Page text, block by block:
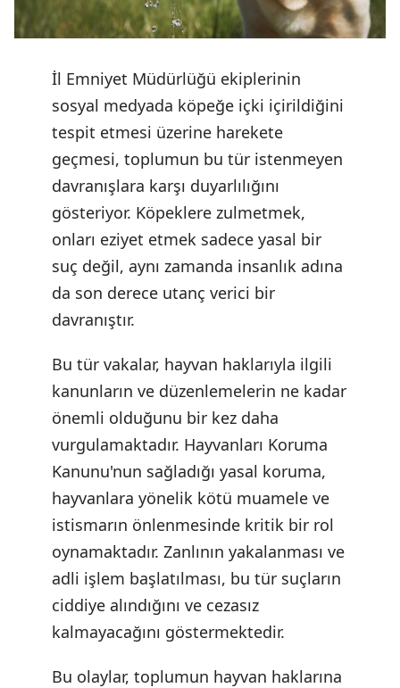
İl Emniyet Müdürlüğü ekiplerinin
sosyal medyada köpeğe içki içirildiğini
tespit etmesi üzerine harekete
geçmesi, toplumun bu tür istenmeyen
davranışlara karşı duyarlılığını
gösteriyor. Köpeklere zulmetmek,
onları eziyet etmek sadece yasal bir
suç değil, aynı zamanda insanlık adına
da son derece utanç verici bir
davranıştır.
Bu tür vakalar, hayvan haklarıyla ilgili
kanunların ve düzenlemelerin ne kadar
önemli olduğunu bir kez daha
vurgulamaktadır. Hayvanları Koruma
Kanunu'nun sağladığı yasal koruma,
hayvanlara yönelik kötü muamele ve
istismarın önlenmesinde kritik bir rol
oynamaktadır. Zanlının yakalanması ve
adli işlem başlatılması, bu tür suçların
ciddiye alındığını ve cezasız
kalmayacağını göstermektedir.
Bu olaylar, toplumun hayvan haklarına